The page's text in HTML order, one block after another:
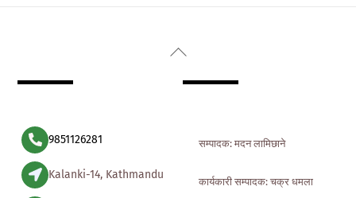
Back
9851126281
Kalanki-14, Kathmandu
सम्पादक: मदन लामिछाने
कार्यकारी सम्पादक: चक्र धमला